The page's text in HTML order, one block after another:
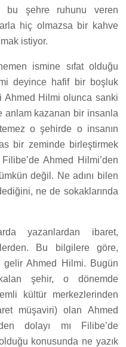
bu şehre ruhunu veren
hiç olmazsa bir kahve
istiyor.
ismine sıfat olduğu
deyince hafif bir boşluk
Ahmed Hilmi olunca sanki
anlam kazanan bir insanla
o şehirde o insanın
bir zeminde birleştirmek
Ahmed Hilmi’den
değil. Ne adını bilen
ne de sokaklarında
yazanlardan ibaret,
Bu bilgilere göre,
gelir Ahmed Hilmi. Bugün
şehir, o dönemde
kültür merkezlerinden
müşaviri) olan Ahmed
dolayı mı Filibe’de
konusunda ne yazık